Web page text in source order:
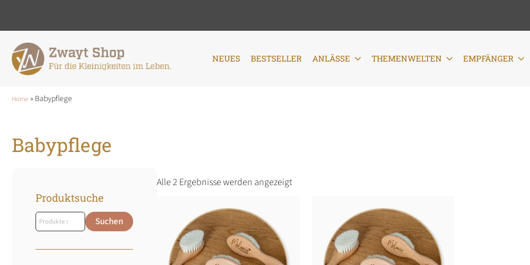
NEUES BESTSELLER ANLÄSSE THEMENWELTEN EMPFÄNGER
Home » Babypflege
Babypflege
Produktsuche
Suchen
nach: Suchen
Alle 2 Ergebnisse werden angezeigt